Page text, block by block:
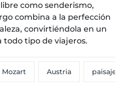
como senderismo,
combina a la perfección
convirtiéndola en un
todo tipo de viajeros.
Mozart Austria